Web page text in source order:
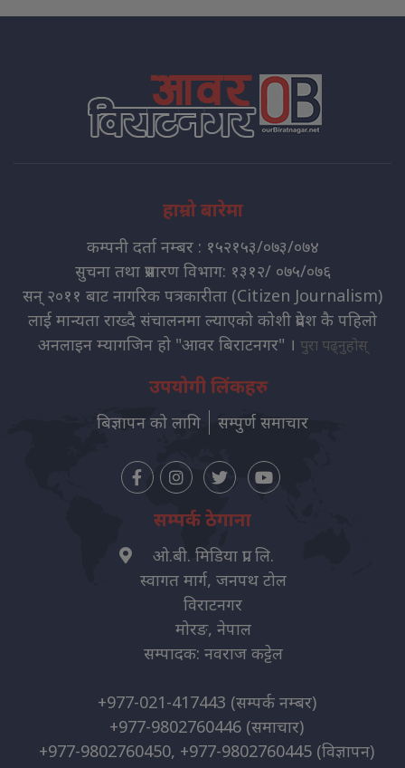
हाम्रो बारेमा
कम्पनी दर्ता नम्बर : १५२१५३/०७३/०७४
सुचना तथा प्रसारण विभाग: १३१२/ ०७५/०७६
सन् २०११ बाट नागरिक पत्रकारीता (Citizen Journalism)
लाई मान्यता राख्दै संचालनमा ल्याएको कोशी प्रदेश कै पहिलो
अनलाइन म्यागजिन हो "आवर बिराटनगर" । पुरा पढ्नुहोस्
उपयोगी लिंकहरु
बिज्ञापन को लागि सम्पुर्ण समाचार
सम्पर्क ठेगाना
ओ.बी. मिडिया प्रा. लि.
स्वागत मार्ग, जनपथ टोल
विराटनगर
मोरङ, नेपाल
सम्पादक: नवराज कट्टेल
+977-021-417443 (सम्पर्क नम्बर)
+977-9802760446 (समाचार)
+977-9802760450, +977-9802760445 (विज्ञापन)